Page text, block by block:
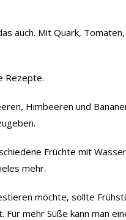
auch. Mit Quark,
Rezepte.
Himbeeren und
Früchte mit
mehr.
möchte, sollte
mehr Süße kann man